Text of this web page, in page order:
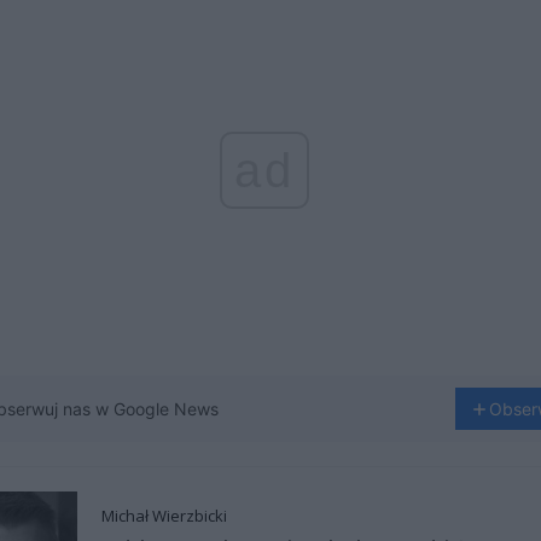
nas w Google News
Michał Wierzbicki